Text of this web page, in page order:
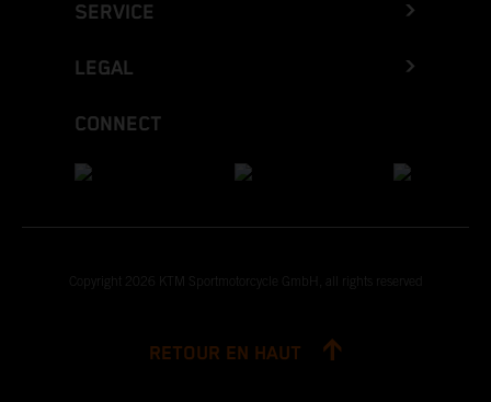
SERVICE
LEGAL
CONNECT
Copyright 2026 KTM Sportmotorcycle GmbH, all rights reserved
RETOUR EN HAUT